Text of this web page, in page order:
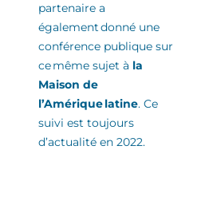
partenaire a
également donné une
conférence publique sur
ce même sujet à la
Maison de
l’Amérique latine. Ce
suivi est toujours
d’actualité en 2022.